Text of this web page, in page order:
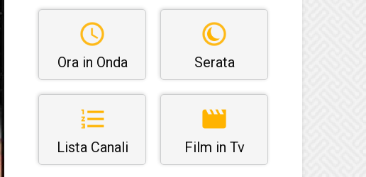
Ora in Onda Serata
Lista Canali Film in Tv